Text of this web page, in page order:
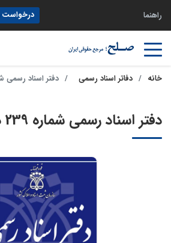
راهنما درخواست
خانه دفاتر اسناد رسمی دفتر اسناد رسمی شماره
دفتر اسناد رسمی شماره 239 دزفول